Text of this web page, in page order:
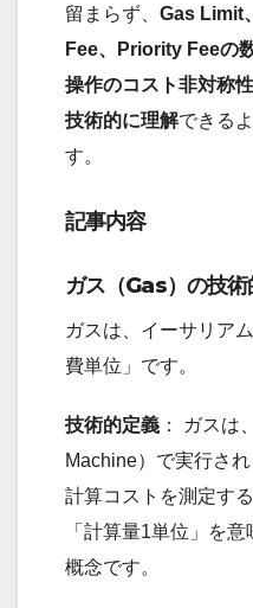
留まらず、 Gas Limit
Fee、Priority Feeの
操作のコスト非対称
技術的に理解できる
す。
記事内容
ガス（Gas）の技術
ガスは、イーサリア
費単位」です。
技術的定義 ： ガスは
Machine）で実行さ
計算コストを測定す
「計算量1単位」を
概念です。